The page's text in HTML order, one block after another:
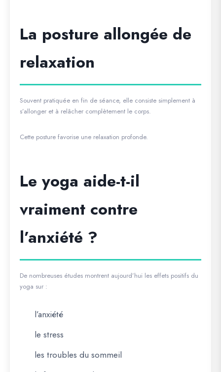
La posture allongée de
relaxation
Souvent pratiquée en fin de séance, elle consiste simplement à
s’allonger et à relâcher complètement le corps.
Cette posture favorise une relaxation profonde.
Le yoga aide-t-il
vraiment contre
l’anxiété ?
De nombreuses études montrent aujourd’hui les effets positifs du
yoga sur :
l’anxiété
le stress
les troubles du sommeil